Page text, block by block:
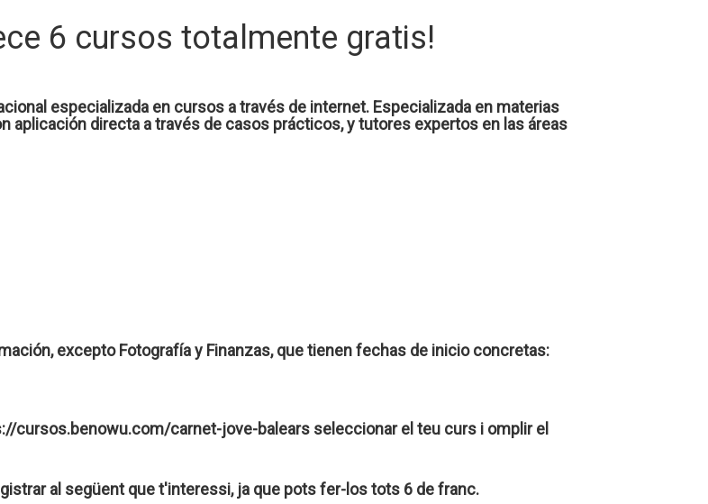
6 cursos totalmente gratis!
especializada en cursos a través de internet. Especializada en materias
aplicación directa a través de casos prácticos, y tutores expertos en las áreas
excepto Fotografía y Finanzas, que tienen fechas de inicio concretas:
cursos.benowu.com/carnet-jove-balears seleccionar el teu curs i omplir el
al següent que t'interessi, ja que pots fer-los tots 6 de franc.